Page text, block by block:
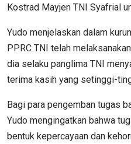
Kostrad Mayjen TNI Syafrial
Yudo menjelaskan dalam
PPRC TNI telah
dia selaku panglima TNI
terima kasih yang setinggi-
Bagi para pengemban tugas
Yudo mengingatkan bahwa
bentuk kepercayaan dan